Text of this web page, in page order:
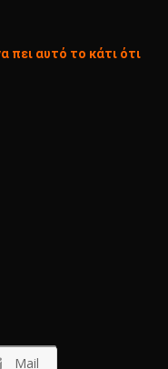
πει αυτό το κάτι ότι
Mail